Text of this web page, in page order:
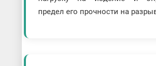
предел его прочности на